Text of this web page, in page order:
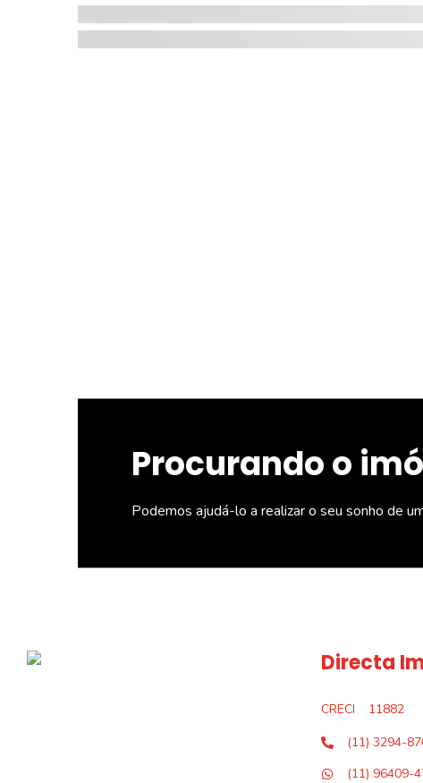
Procurando o
Podemos ajudá-lo a realizar o seu sonho de
Directa
CRECI
11882
(11) 3294-
(11) 96409-